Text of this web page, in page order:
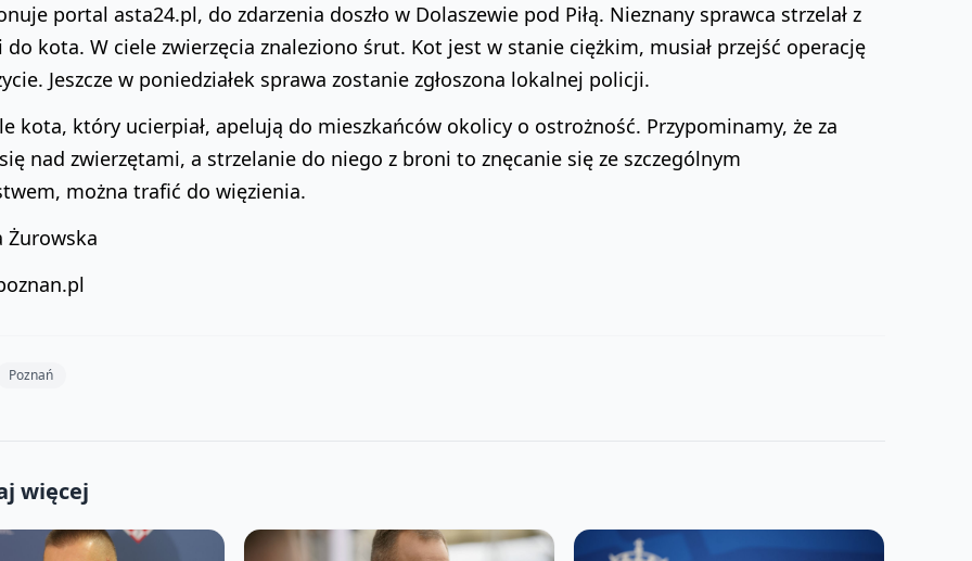
portal asta24.pl, do zdarzenia doszło w Dolaszewie pod Piłą. Nieznany sprawca strzelał z
kota. W ciele zwierzęcia znaleziono śrut. Kot jest w stanie ciężkim, musiał przejść operację
Jeszcze w poniedziałek sprawa zostanie zgłoszona lokalnej policji.
kota, który ucierpiał, apelują do mieszkańców okolicy o ostrożność. Przypominamy, że za
nad zwierzętami, a strzelanie do niego z broni to znęcanie się ze szczególnym
można trafić do więzienia.
Żurowska
Poznań
więcej